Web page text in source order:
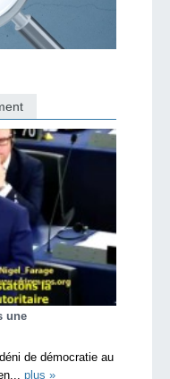
une
de démocratie au
plus »